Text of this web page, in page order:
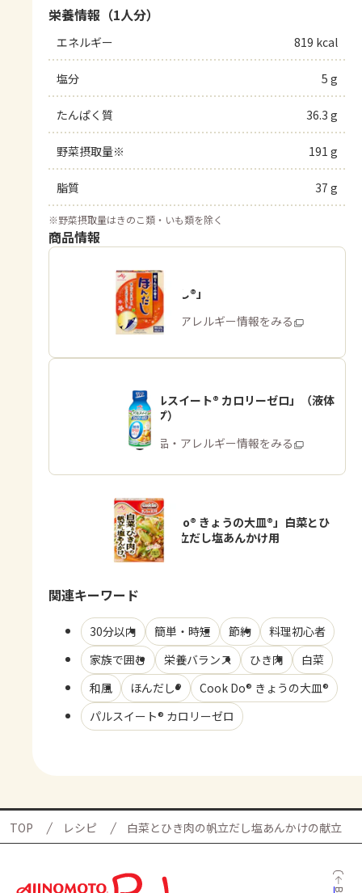
栄養情報（1人分）
エネルギー 819 kcal
塩分 5 g
たんぱく質 36.3 g
野菜摂取量※ 191 g
脂質 37 g
※野菜摂取量はきのこ類・いも類を除く
商品情報
「ほんだし®」
商品・アレルギー情報をみる
「パルスイート® カロリーゼロ」（液体
タイプ）
商品・アレルギー情報をみる
「Cook Do® きょうの大皿®」白菜とひ
き肉の帆立だし塩あんかけ用
関連キーワード
30分以内 簡単・時短 節約
料理初心者
家族で囲む
栄養バランス ひき肉
白菜
和風
ほんだし®
Cook Do® きょうの大皿®
パルスイート® カロリーゼロ
TOP レシピ 白菜とひき肉の帆立だし塩あんかけの献立